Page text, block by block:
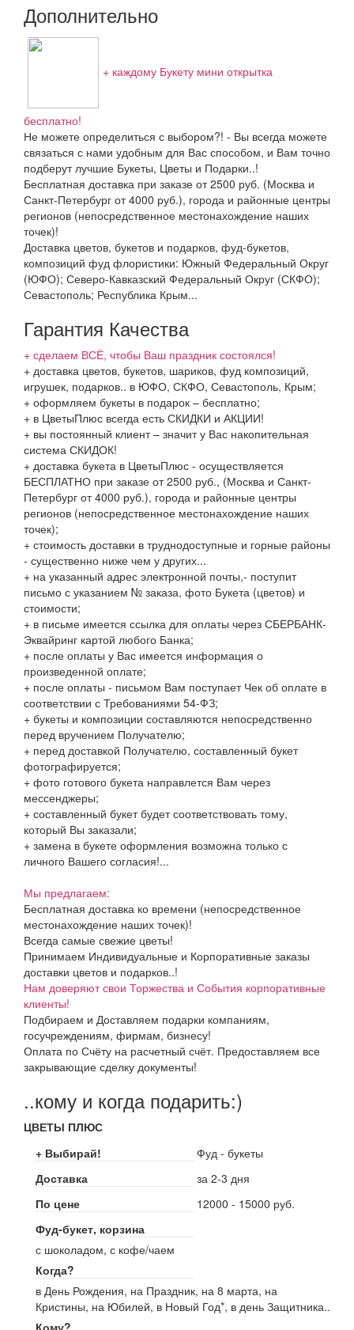
Дополнительно
+ каждому Букету мини открытка
бесплатно!
Не можете определиться с выбором?! - Вы всегда можете
связаться с нами удобным для Вас способом, и Вам точно
подберут лучшие Букеты, Цветы и Подарки..!
Бесплатная доставка при заказе от 2500 руб. (Москва и
Санкт-Петербург от 4000 руб.), города и районные центры
регионов (непосредственное местонахождение наших
точек)!
Доставка цветов, букетов и подарков, фуд-букетов,
композиций фуд флористики: Южный Федеральный Округ
(ЮФО); Северо-Кавказский Федеральный Округ (СКФО);
Севастополь; Республика Крым...
Гарантия Качества
+ сделаем ВСЁ, чтобы Ваш праздник состоялся!
+ доставка цветов, букетов, шариков, фуд композиций,
игрушек, подарков.. в ЮФО, СКФО, Севастополь, Крым;
+ оформляем букеты в подарок – бесплатно;
+ в ЦветыПлюс всегда есть СКИДКИ и АКЦИИ!
+ вы постоянный клиент – значит у Вас накопительная
система СКИДОК!
+ доставка букета в ЦветыПлюс - осуществляется
БЕСПЛАТНО при заказе от 2500 руб., (Москва и Санкт-
Петербург от 4000 руб.), города и районные центры
регионов (непосредственное местонахождение наших
точек);
+ стоимость доставки в труднодоступные и горные районы
- существенно ниже чем у других...
+ на указанный адрес электронной почты,- поступит
письмо с указанием № заказа, фото Букета (цветов) и
стоимости;
+ в письме имеется ссылка для оплаты через СБЕРБАНК-
Эквайринг картой любого Банка;
+ после оплаты у Вас имеется информация о
произведенной оплате;
+ после оплаты - письмом Вам поступает Чек об оплате в
соответствии с Требованиями 54-ФЗ;
+ букеты и композиции составляются непосредственно
перед вручением Получателю;
+ перед доставкой Получателю, составленный букет
фотографируется;
+ фото готового букета направлется Вам через
мессенджеры;
+ составленный букет будет соответствовать тому,
который Вы заказали;
+ замена в букете оформления возможна только с
личного Вашего согласия!...
Мы предлагаем:
Бесплатная доставка ко времени (непосредственное
местонахождение наших точек)!
Всегда самые свежие цветы!
Принимаем Индивидуальные и Корпоративные заказы
доставки цветов и подарков..!
Нам доверяют свои Торжества и События корпоративные
клиенты!
Подбираем и Доставляем подарки компаниям,
госучреждениям, фирмам, бизнесу!
Оплата по Счёту на расчетный счёт. Предоставляем все
закрывающие сделку документы!
..кому и когда подарить:)
ЦВЕТЫ ПЛЮС
+ Выбирай!
Фуд - букеты
Доставка
за 2-3 дня
По цене
12000 - 15000 руб.
Фуд-букет, корзина
с шоколадом, с кофе/чаем
Когда?
в День Рождения, на Праздник, на 8 марта, на
Кристины, на Юбилей, в Новый Год*, в день Защитника..
Кому?